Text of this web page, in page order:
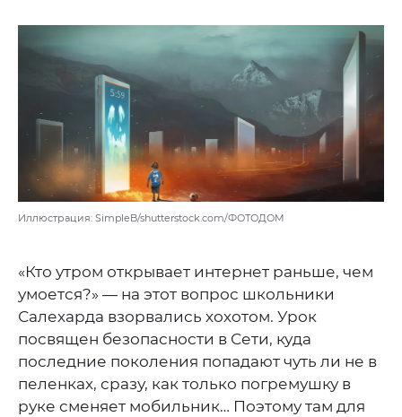
Иллюстрация: SimpleB/shutterstock.com/ФОТОДОМ
«Кто утром открывает интернет раньше, чем
умоется?» — на этот вопрос школьники
Салехарда взорвались хохотом. Урок
посвящен безопасности в Сети, куда
последние поколения попадают чуть ли не в
пеленках, сразу, как только погремушку в
руке сменяет мобильник… Поэтому там для